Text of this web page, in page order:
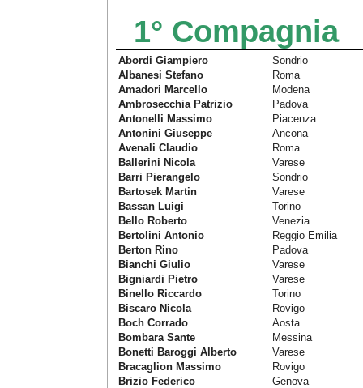
1° Compagnia
Abordi Giampiero
Sondrio
Albanesi Stefano
Roma
Amadori Marcello
Modena
Ambrosecchia Patrizio
Padova
Antonelli Massimo
Piacenza
Antonini Giuseppe
Ancona
Avenali Claudio
Roma
Ballerini Nicola
Varese
Barri Pierangelo
Sondrio
Bartosek Martin
Varese
Bassan Luigi
Torino
Bello Roberto
Venezia
Bertolini Antonio
Reggio Emilia
Berton Rino
Padova
Bianchi Giulio
Varese
Bigniardi Pietro
Varese
Binello Riccardo
Torino
Biscaro Nicola
Rovigo
Boch Corrado
Aosta
Bombara Sante
Messina
Bonetti Baroggi Alberto
Varese
Bracaglion Massimo
Rovigo
Brizio Federico
Genova